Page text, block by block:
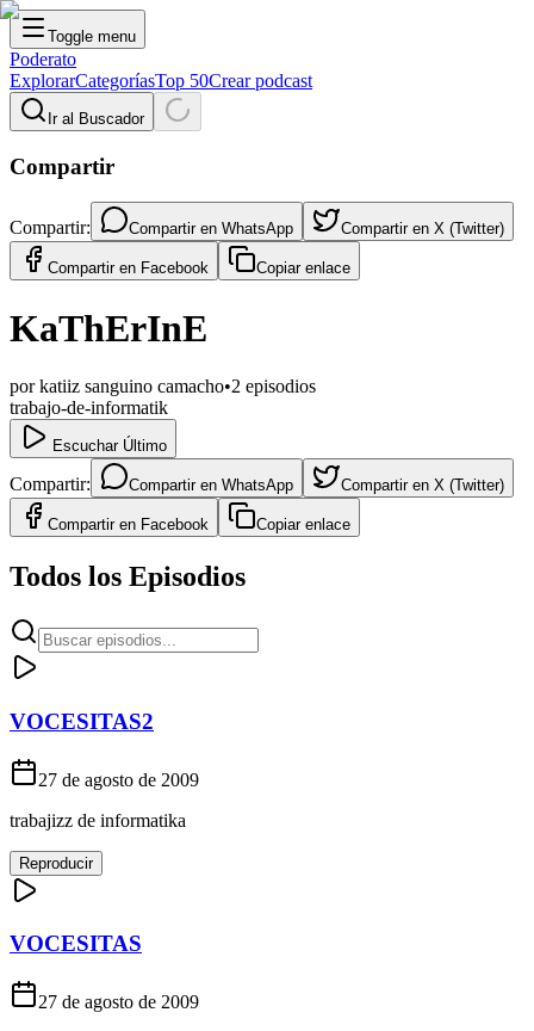
Toggle menu
Poderato
ExplorarCategoríasTop 50Crear podcast
Ir al Buscador
Compartir
Compartir: Compartir en WhatsApp Compartir en X (Twitter)
Compartir en Facebook Copiar enlace
KaThErInE
porkatiiz sanguino camacho•2 episodios
trabajo-de-informatik
Escuchar Último
Compartir: Compartir en WhatsApp Compartir en X (Twitter)
Compartir en Facebook Copiar enlace
Todos los Episodios
VOCESITAS2
27 de agosto de 2009
trabajizz de informatika
Reproducir
VOCESITAS
27 de agosto de 2009